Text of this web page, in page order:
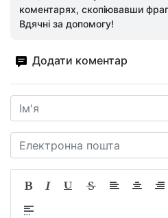
коментарях, скопіювавши
Вдячні за допомогу!
Додати коментар